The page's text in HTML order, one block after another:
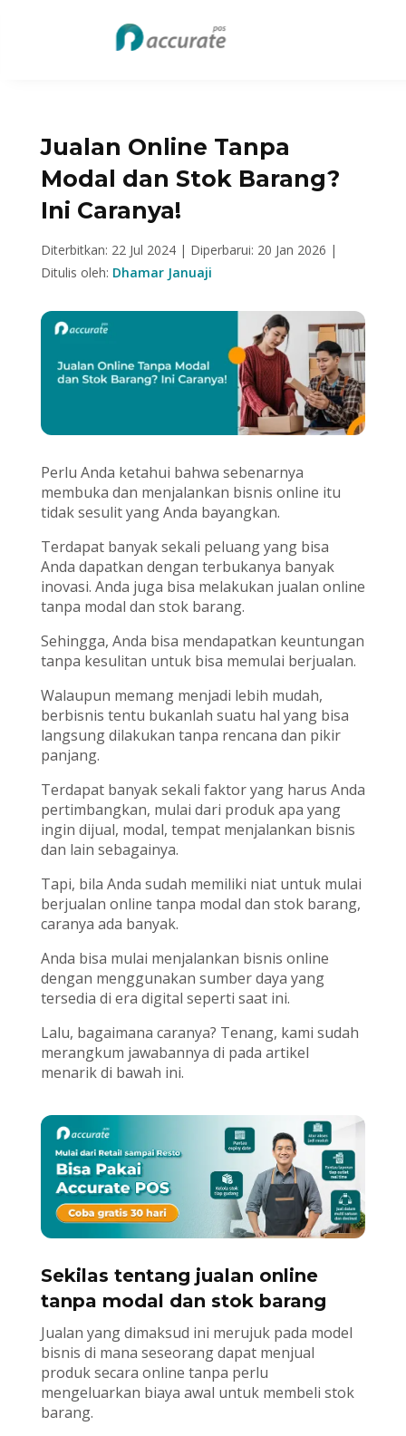
Jualan Online Tanpa
Modal dan Stok Barang?
Ini Caranya!
Diterbitkan: 22 Jul 2024 | Diperbarui: 20 Jan 2026 |
Ditulis oleh: Dhamar Januaji
Perlu Anda ketahui bahwa sebenarnya
membuka dan menjalankan bisnis online itu
tidak sesulit yang Anda bayangkan.
Terdapat banyak sekali peluang yang bisa
Anda dapatkan dengan terbukanya banyak
inovasi. Anda juga bisa melakukan jualan online
tanpa modal dan stok barang.
Sehingga, Anda bisa mendapatkan keuntungan
tanpa kesulitan untuk bisa memulai berjualan.
Walaupun memang menjadi lebih mudah,
berbisnis tentu bukanlah suatu hal yang bisa
langsung dilakukan tanpa rencana dan pikir
panjang.
Terdapat banyak sekali faktor yang harus Anda
pertimbangkan, mulai dari produk apa yang
ingin dijual, modal, tempat menjalankan bisnis
dan lain sebagainya.
Tapi, bila Anda sudah memiliki niat untuk mulai
berjualan online tanpa modal dan stok barang,
caranya ada banyak.
Anda bisa mulai menjalankan bisnis online
dengan menggunakan sumber daya yang
tersedia di era digital seperti saat ini.
Lalu, bagaimana caranya? Tenang, kami sudah
merangkum jawabannya di pada artikel
menarik di bawah ini.
Sekilas tentang jualan online
tanpa modal dan stok barang
Jualan yang dimaksud ini merujuk pada model
bisnis di mana seseorang dapat menjual
produk secara online tanpa perlu
mengeluarkan biaya awal untuk membeli stok
barang.